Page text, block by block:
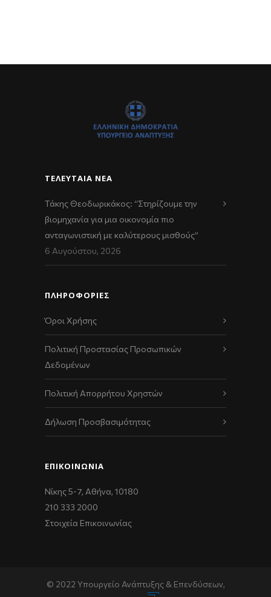
ΤΕΛΕΥΤΑΊΑ ΝΈΑ
Τάκης Θεοδωρικάκος: “Στηρίζουμε την
βιομηχανία για μια οικονομία πιο
ανταγωνιστική με καλύτερους μισθούς”
6 Αυγούστου, 2026
ΠΛΗΡΟΦΟΡΙΕΣ
Όροι Χρήσης
Πολιτική Προστασίας Προσωπικών
Δεδομένων
Πολιτική Απορρήτου Χρηστών
Δήλωση Προσβασιμότητας
ΕΠΙΚΟΙΝΩΝΊΑ
Νίκης 5-7, Αθήνα, 10180
210 333 2000
Στοιχεία Επικοινωνίας
© 2022 Υπουργείο Ανάπτυξης & Επενδύσεων,